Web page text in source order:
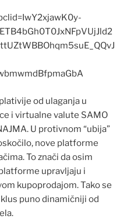
od ulaganja u
i virtualne valute SAMO
U protivnom “ubija”
nove platforme
To znači da osim
upravljaju i
kupoprodajom. Tako se
puno dinamičniji od